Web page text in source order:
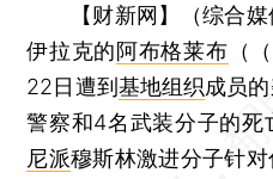
【财新网】（综合媒
伊拉克的阿布格莱布 （
22日遭到 基地组织成员
警察和4名武装分子的死
尼派穆斯林激进分子针